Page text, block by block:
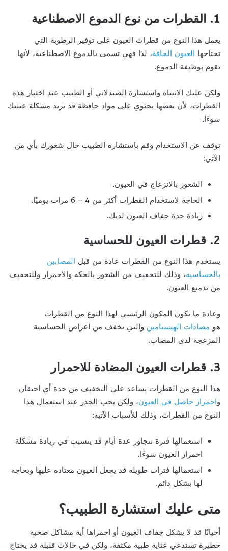
1. القطرات من نوع الدموع الاصطناعية
يعمل هذا النوع من قطرات العيون على توفير الرطوبة التي
تحتاجها العيون الجافة، لذا فهي تسمى بالدموع الاصطناعية، لأنها
تقوم بوظيفة الدموع.
ولكن عليك الانتباه واستشارة الصيدلاني أو الطبيب عند اختيار هذه
القطرات، لأن بعضها يحتوي على مواد حافظة قد تزيد مشكلة عينيك
سوءًا.
توقف عن الاستخدام وقم باستشارة الطبيب حال شعورك بأي من
الآتي:
الشعور بالانزعاج في العيون.
الحاجة لاستخدام القطرات أكثر من 4 – 6 مرات يوميًا.
زيادة حدة جفاف العيون لديك.
2. قطرات العيون للحساسية
يستخدم هذا النوع من القطرات عادة من قبل
المصابين
بالحساسية، وذلك للتخفيف من الشعور بالحكة والاحمرار وللتخفيف
من تدميع العيون.
وعادة ما يكون المكون الرئيسي لهذا النوع من القطرات
هو مضادات الهيستامين والتي تخفف من أعراض الحساسية
المزعجة لدى المصاب.
3. قطرات العيون المضادة للاحمرار
هذا النوع من القطرات يساعد على التخفيف من حدة أي احتقان
واحمرار حاصل في العيون، ولكن يجب الحذر عند استعمال هذا
النوع من القطرات، وذلك للأسباب الآتية:
استعمالها فترة تتجاوز عدة أيام قد يتسبب في زيادة مشكلة
احمرار العيون سوءًا.
استعمالها فترات طويلة قد يجعل العيون معتادة عليها وبحاجة
لها بشكل دائم.
متى عليك استشارة الطبيب؟
أحيانًا قد لا يشكل جفاف العيون أو احمراها أية مشاكل صحية
خطيرة تستدعي عناية طبية مكثفة، ولكن في حالات قليلة قد يحتاج